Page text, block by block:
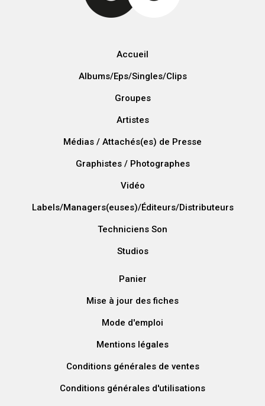
Accueil
Albums/Eps/Singles/Clips
Groupes
Artistes
Médias / Attachés(es) de Presse
Graphistes / Photographes
Vidéo
Labels/Managers(euses)/Éditeurs/Distributeurs
Techniciens Son
Studios
Panier
Mise à jour des fiches
Mode d'emploi
Mentions légales
Conditions générales de ventes
Conditions générales d'utilisations